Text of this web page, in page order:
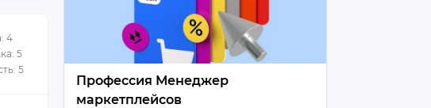
Профессия Менеджер
маркетплейсов